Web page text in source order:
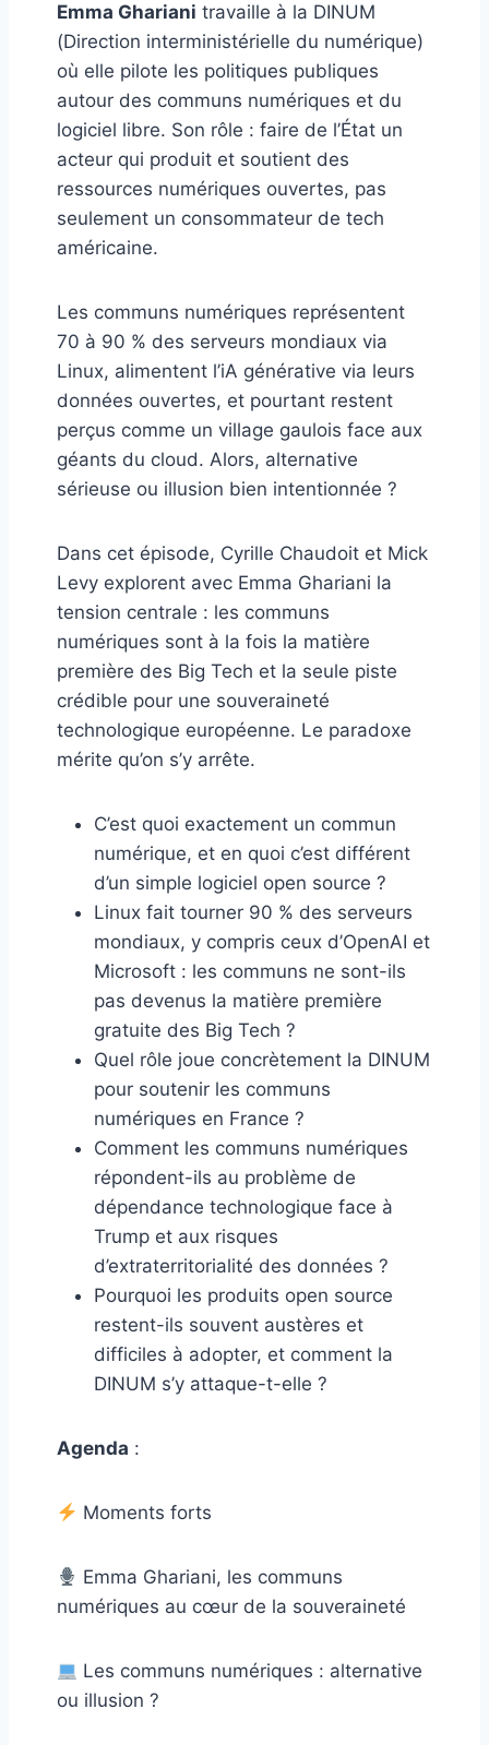
Emma Ghariani travaille à la DINUM
(Direction interministérielle du numérique)
où elle pilote les politiques publiques
autour des communs numériques et du
logiciel libre. Son rôle : faire de l’État un
acteur qui produit et soutient des
ressources numériques ouvertes, pas
seulement un consommateur de tech
américaine.
Les communs numériques représentent
70 à 90 % des serveurs mondiaux via
Linux, alimentent l’iA générative via leurs
données ouvertes, et pourtant restent
perçus comme un village gaulois face aux
géants du cloud. Alors, alternative
sérieuse ou illusion bien intentionnée ?
Dans cet épisode, Cyrille Chaudoit et Mick
Levy explorent avec Emma Ghariani la
tension centrale : les communs
numériques sont à la fois la matière
première des Big Tech et la seule piste
crédible pour une souveraineté
technologique européenne. Le paradoxe
mérite qu’on s’y arrête.
C’est quoi exactement un commun
numérique, et en quoi c’est différent
d’un simple logiciel open source ?
Linux fait tourner 90 % des serveurs
mondiaux, y compris ceux d’OpenAI et
Microsoft : les communs ne sont-ils
pas devenus la matière première
gratuite des Big Tech ?
Quel rôle joue concrètement la DINUM
pour soutenir les communs
numériques en France ?
Comment les communs numériques
répondent-ils au problème de
dépendance technologique face à
Trump et aux risques
d’extraterritorialité des données ?
Pourquoi les produits open source
restent-ils souvent austères et
difficiles à adopter, et comment la
DINUM s’y attaque-t-elle ?
Agenda :
Moments forts
Emma Ghariani, les communs
numériques au cœur de la souveraineté
Les communs numériques : alternative
ou illusion ?